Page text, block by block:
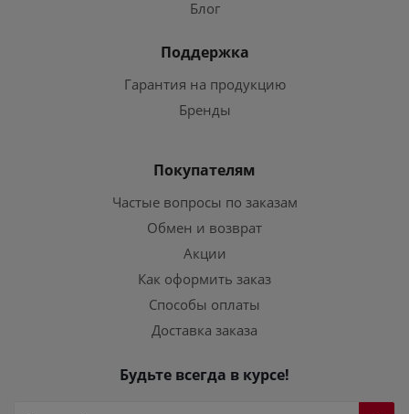
Блог
Поддержка
Гарантия на продукцию
Бренды
Покупателям
Частые вопросы по заказам
Обмен и возврат
Акции
Как оформить заказ
Способы оплаты
Доставка заказа
Будьте всегда в курсе!